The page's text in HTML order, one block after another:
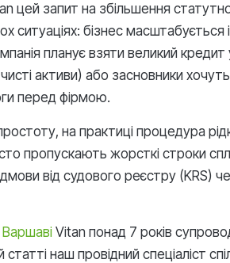
цей запит на збільшення
ситуаціях: бізнес масштабується
планує взяти великий
активи) або засновники
перед фірмою.
на практиці процедура
пропускають жорсткі строки
від судового реєстру (KRS)
Варшаві Vitan понад 7 років
статті наш провідний спеціаліст